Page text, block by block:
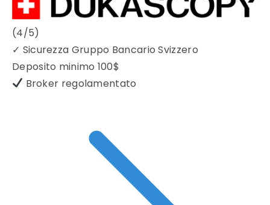
(4/5)
✓ Sicurezza Gruppo Bancario Svizzero
Deposito minimo 100$
Broker regolamentato